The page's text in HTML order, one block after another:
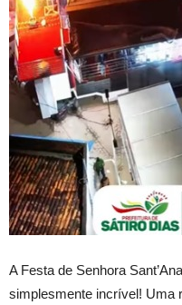
A Festa de Senhora
simplesmente incrível! Uma